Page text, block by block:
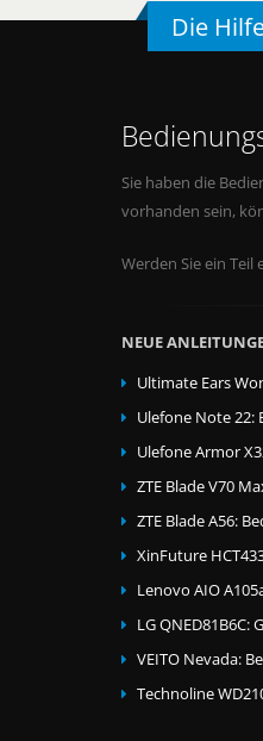
Die
Sie haben die
vorhanden sein,
Werden Sie ein
NEUE
Ultimate Ears
Ulefone Note 22:
Ulefone Armor
ZTE Blade V70
ZTE Blade A56:
XinFuture
Lenovo AIO
LG QNED81B6C:
VEITO Nevada:
Technoline